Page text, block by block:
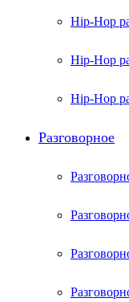
Hip-Hop
Hip-Hop
Hip-Hop
Разговорное